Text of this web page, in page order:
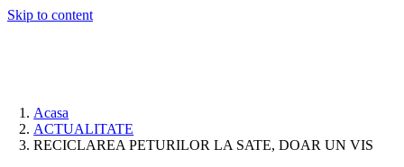
Skip to content
Acasa
ACTUALITATE
RECICLAREA PETURILOR LA SATE, DOAR UN VIS